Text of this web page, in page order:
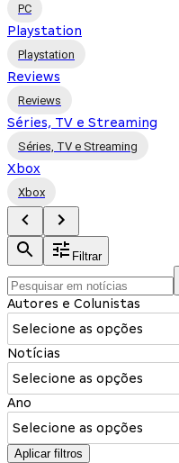
PC
Playstation
Playstation
Reviews
Reviews
Séries, TV e Streaming
Séries, TV e Streaming
Xbox
Xbox
Filtrar
Autores e Colunistas
Selecione as opções
Notícias
Selecione as opções
Ano
Selecione as opções
Aplicar filtros